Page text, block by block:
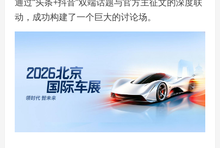
动，成功构建了一个巨大的讨论场。